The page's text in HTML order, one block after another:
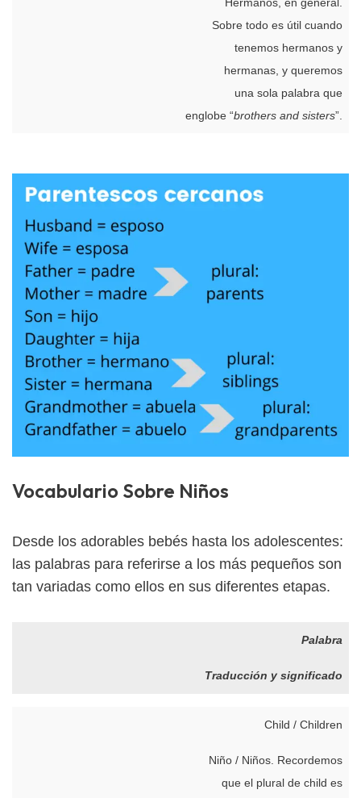
Hermanos, en general.
Sobre todo es útil cuando
tenemos hermanos y
hermanas, y queremos
una sola palabra que
englobe “brothers and sisters”.
Vocabulario Sobre Niños
Desde los adorables bebés hasta los adolescentes:
las palabras para referirse a los más pequeños son
tan variadas como ellos en sus diferentes etapas.
Palabra
Traducción y significado
Child / Children
Niño / Niños. Recordemos
que el plural de child es